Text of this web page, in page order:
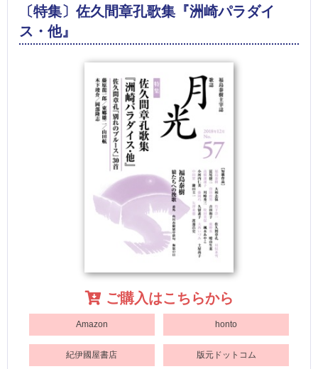
〔特集〕佐久間章孔歌集『洲崎パラダイ
ス・他』
ご購入はこちらから
Amazon honto
紀伊國屋書店 版元ドットコム